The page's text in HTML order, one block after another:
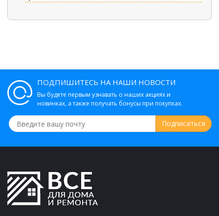
ПОДПИШИТЕСЬ НА НАШИ НОВОСТИ
Вы будете первым узнавать о наших акциях и
новинках, а также получать бонусы при покупках.